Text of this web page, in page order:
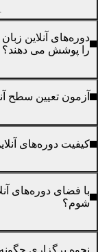
زبان
می دهند؟
سطح آنلاین
آنلاین زبان
آنلاین
چگونه خواهد